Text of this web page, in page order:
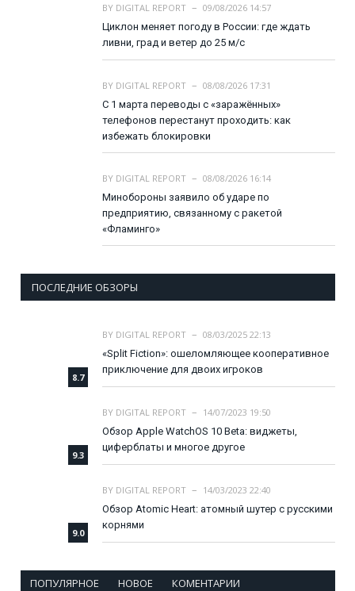
BY DIGITAL REPORT
09/08/2026 14:57
Циклон меняет погоду в России: где ждать
ливни, град и ветер до 25 м/с
BY DIGITAL REPORT
08/08/2026 17:31
С 1 марта переводы с «заражённых»
телефонов перестанут проходить: как
избежать блокировки
BY DIGITAL REPORT
08/08/2026 16:14
Минобороны заявило об ударе по
предприятию, связанному с ракетой
«Фламинго»
ПОСЛЕДНИЕ ОБЗОРЫ
8.7
BY DIGITAL REPORT
08/03/2025 22:13
«Split Fiction»: ошеломляющее кооперативное
приключение для двоих игроков
9.3
BY DIGITAL REPORT
14/07/2023 19:50
Обзор Apple WatchOS 10 Beta: виджеты,
циферблаты и многое другое
9.0
BY DIGITAL REPORT
14/03/2023 22:40
Обзор Atomic Heart: атомный шутер с русскими
корнями
ПОПУЛЯРНОЕ НОВОЕ КОМЕНТАРИИ